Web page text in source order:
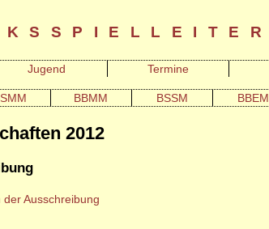
Jugend Termine
BBMM BSSM BBEM
2012
der Ausschreibung